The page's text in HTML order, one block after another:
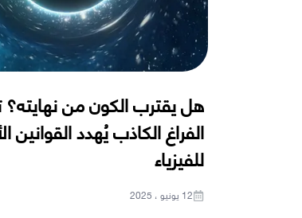
هل يقترب الكون من نهايته؟
الفراغ الكاذب يُهدد القوانين
للفيزياء
12 يونيو ، 2025